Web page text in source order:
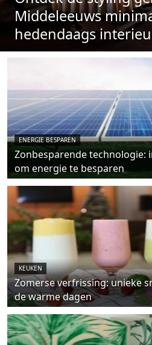
Middeleeuws
hedendaags
ENERGIE BESPAREN
Zonbesparende technologie:
om energie te besparen
KEUKEN
Zomerse verfrissing: unieke
de warme dagen